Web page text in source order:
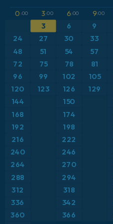
ICON Alemania 2 km
Caribe
Escandinavia
Estados Unidos
Europa
Francia
Grecia
Islandia
Anomalía de temperatura a 2 m
Anomalía de temperatura a 850
CAPE
Precipitación, nubes y presión
Profundidad de nieve
Punto de rocío a 2 m
Ráfagas de Viento Máximas
Ráfagas de viento
0 :00 3:00 6:00 9:00
3 6 9
24
27 30 33
48 51 54 57
72 75 78 81
96
99 102 105
120 123 126 129
144 150
168
174
192
198
216
222
240 246
264 270
288
294
312
318
336
342
360 366